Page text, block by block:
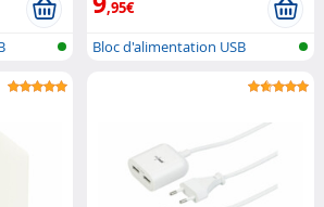
,95€
Bloc d'alimentation USB